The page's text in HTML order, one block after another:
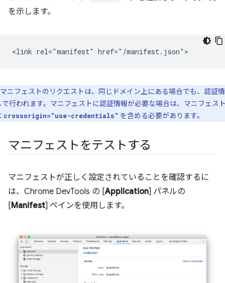
を示します。
マニフェストのリクエストは、同じドメイン上にある場合でも、認証
で行われます。マニフェストに認証情報が必要な場合は、マニフェス
crossorigin="use-credentials" を含める必要があります。
マニフェストをテストする
マニフェストが正しく設定されていることを確認するに
は、Chrome DevTools の [Application] パネルの
[Manifest] ペインを使用します。